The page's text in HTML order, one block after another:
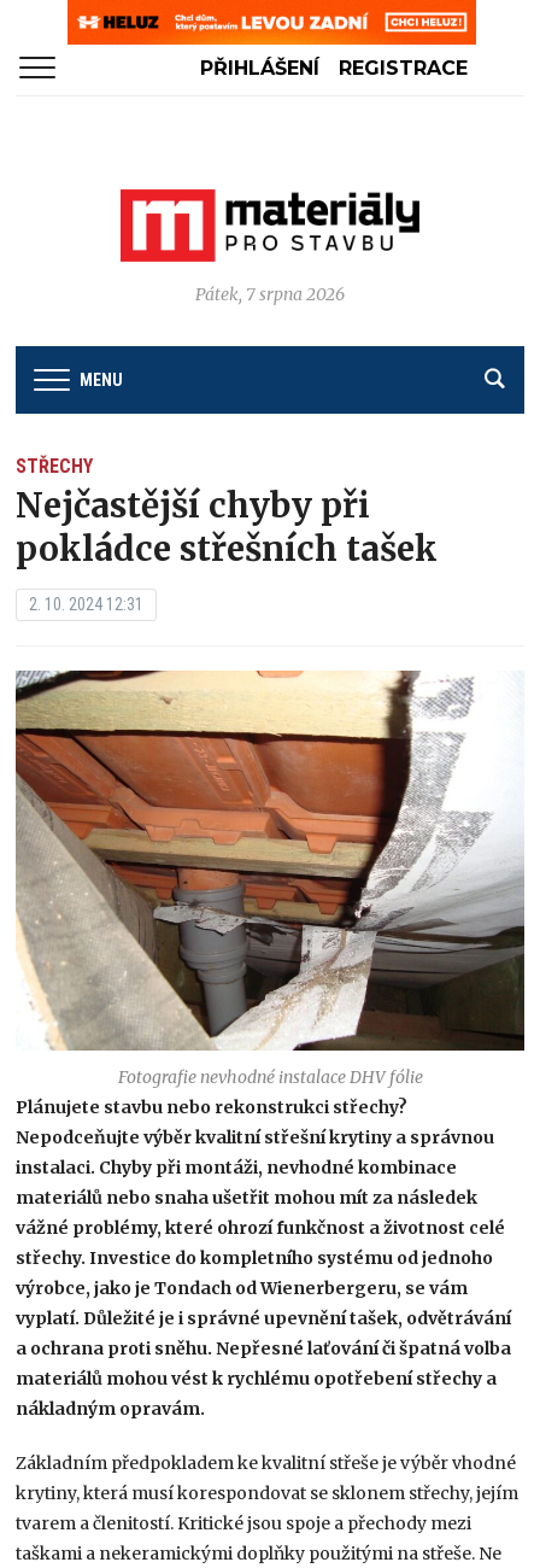
PŘIHLÁŠENÍ REGISTRACE
Pátek, 7 srpna 2026
MENU
STŘECHY
Nejčastější chyby při
pokládce střešních tašek
2. 10. 2024 12:31
Fotografie nevhodné instalace DHV fólie
Plánujete stavbu nebo rekonstrukci střechy?
Nepodceňujte výběr kvalitní střešní krytiny a správnou
instalaci. Chyby při montáži, nevhodné kombinace
materiálů nebo snaha ušetřit mohou mít za následek
vážné problémy, které ohrozí funkčnost a životnost celé
střechy. Investice do kompletního systému od jednoho
výrobce, jako je Tondach od Wienerbergeru, se vám
vyplatí. Důležité je i správné upevnění tašek, odvětrávání
a ochrana proti sněhu. Nepřesné laťování či špatná volba
materiálů mohou vést k rychlému opotřebení střechy a
nákladným opravám.
Základním předpokladem ke kvalitní střeše je výběr vhodné
krytiny, která musí korespondovat se sklonem střechy, jejím
tvarem a členitostí. Kritické jsou spoje a přechody mezi
taškami a nekeramickými doplňky použitými na střeše. Ne